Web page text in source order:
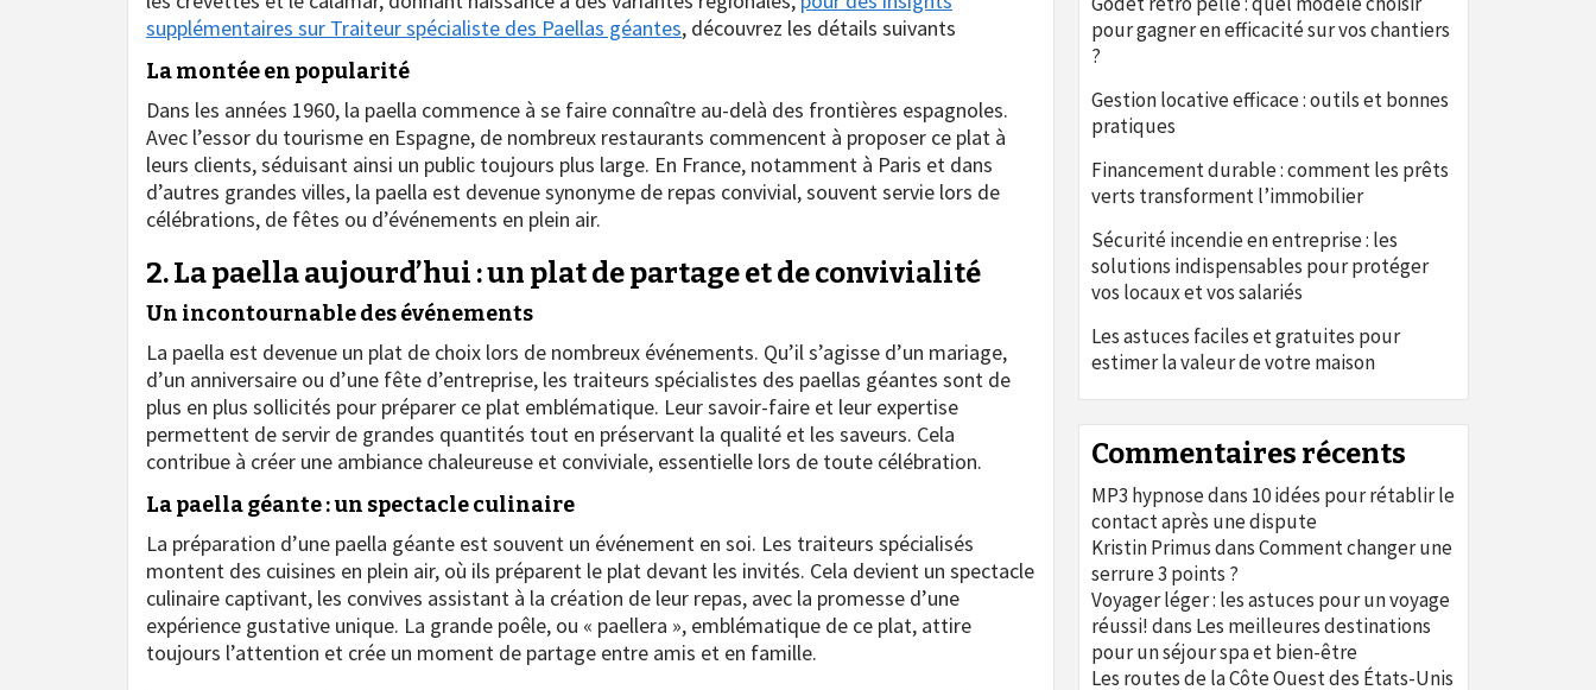
supplémentaires sur Traiteur spécialiste des Paellas géantes, découvrez les détails suivants
La montée en popularité
Dans les années 1960, la paella commence à se faire connaître au-delà des frontières espagnoles.
Avec l’essor du tourisme en Espagne, de nombreux restaurants commencent à proposer ce plat à
leurs clients, séduisant ainsi un public toujours plus large. En France, notamment à Paris et dans
d’autres grandes villes, la paella est devenue synonyme de repas convivial, souvent servie lors de
célébrations, de fêtes ou d’événements en plein air.
2. La paella aujourd’hui : un plat de partage et de convivialité
Un incontournable des événements
La paella est devenue un plat de choix lors de nombreux événements. Qu’il s’agisse d’un mariage,
d’un anniversaire ou d’une fête d’entreprise, les traiteurs spécialistes des paellas géantes sont de
plus en plus sollicités pour préparer ce plat emblématique. Leur savoir-faire et leur expertise
permettent de servir de grandes quantités tout en préservant la qualité et les saveurs. Cela
contribue à créer une ambiance chaleureuse et conviviale, essentielle lors de toute célébration.
La paella géante : un spectacle culinaire
La préparation d’une paella géante est souvent un événement en soi. Les traiteurs spécialisés
montent des cuisines en plein air, où ils préparent le plat devant les invités. Cela devient un spectacle
culinaire captivant, les convives assistant à la création de leur repas, avec la promesse d’une
expérience gustative unique. La grande poêle, ou « paellera », emblématique de ce plat, attire
toujours l’attention et crée un moment de partage entre amis et en famille.
pour gagner en efficacité sur vos chantiers
?
Gestion locative efficace : outils et bonnes
pratiques
Financement durable : comment les prêts
verts transforment l’immobilier
Sécurité incendie en entreprise : les
solutions indispensables pour protéger
vos locaux et vos salariés
Les astuces faciles et gratuites pour
estimer la valeur de votre maison
Commentaires récents
MP3 hypnosedans 10 idées pour rétablir le
contact après une dispute
Kristin PrimusdansComment changer une
serrure 3 points ?
Voyager léger : les astuces pour un voyage
réussi!dans Les meilleures destinations
pour un séjour spa et bien-être
Les routes de la Côte Ouest des États-Unis